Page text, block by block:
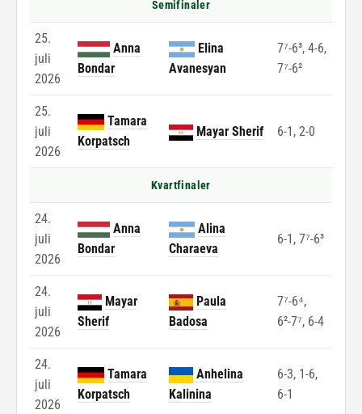
Semifinaler
25.
juli
2026
Anna
Bondar
Elina
Avanesyan
7⁷-6³, 4-6,
7⁷-6²
25.
juli
2026
Tamara
Korpatsch
Mayar Sherif 6-1, 2-0
Kvartfinaler
24.
juli
2026
Anna
Bondar
Alina
Charaeva
6-1, 7⁷-6³
24.
juli
2026
Mayar
Sherif
Paula
Badosa
7⁷-6⁴,
6²-7⁷, 6-4
24.
juli
2026
Tamara
Korpatsch
Anhelina
Kalinina
6-3, 1-6,
6-1